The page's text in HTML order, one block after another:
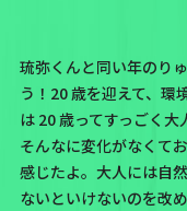
琉弥くんと同い年のり
う！20 歳を迎えて、環
は 20 歳ってすっごく
そんなに変化がなくて
感じたよ。大人には自
ないといけないのを改